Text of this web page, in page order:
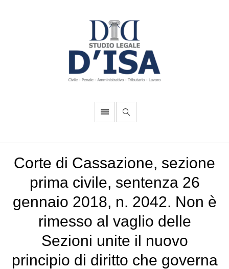
Corte di Cassazione, sezione
prima civile, sentenza 26
gennaio 2018, n. 2042. Non è
rimesso al vaglio delle
Sezioni unite il nuovo
principio di diritto che governa